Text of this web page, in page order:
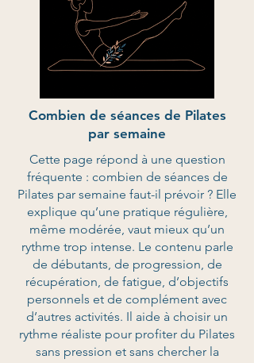
Combien de séances de Pilates
par semaine
Cette page répond à une question
fréquente : combien de séances de
Pilates par semaine faut-il prévoir ? Elle
explique qu’une pratique régulière,
même modérée, vaut mieux qu’un
rythme trop intense. Le contenu parle
de débutants, de progression, de
récupération, de fatigue, d’objectifs
personnels et de complément avec
d’autres activités. Il aide à choisir un
rythme réaliste pour profiter du Pilates
sans pression et sans chercher la